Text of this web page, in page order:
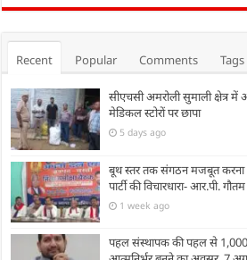
Recent Popular Comments Tags
सीएचसी अमरोली सुमाली क्षेत्र
मेडिकल स्टोरों पर छापा
5 days ago
बूथ स्तर तक संगठन मजबूत करना
पार्टी की विचारधारा- आर.पी. गौतम
1 week ago
पहल संस्थापक की पहल से